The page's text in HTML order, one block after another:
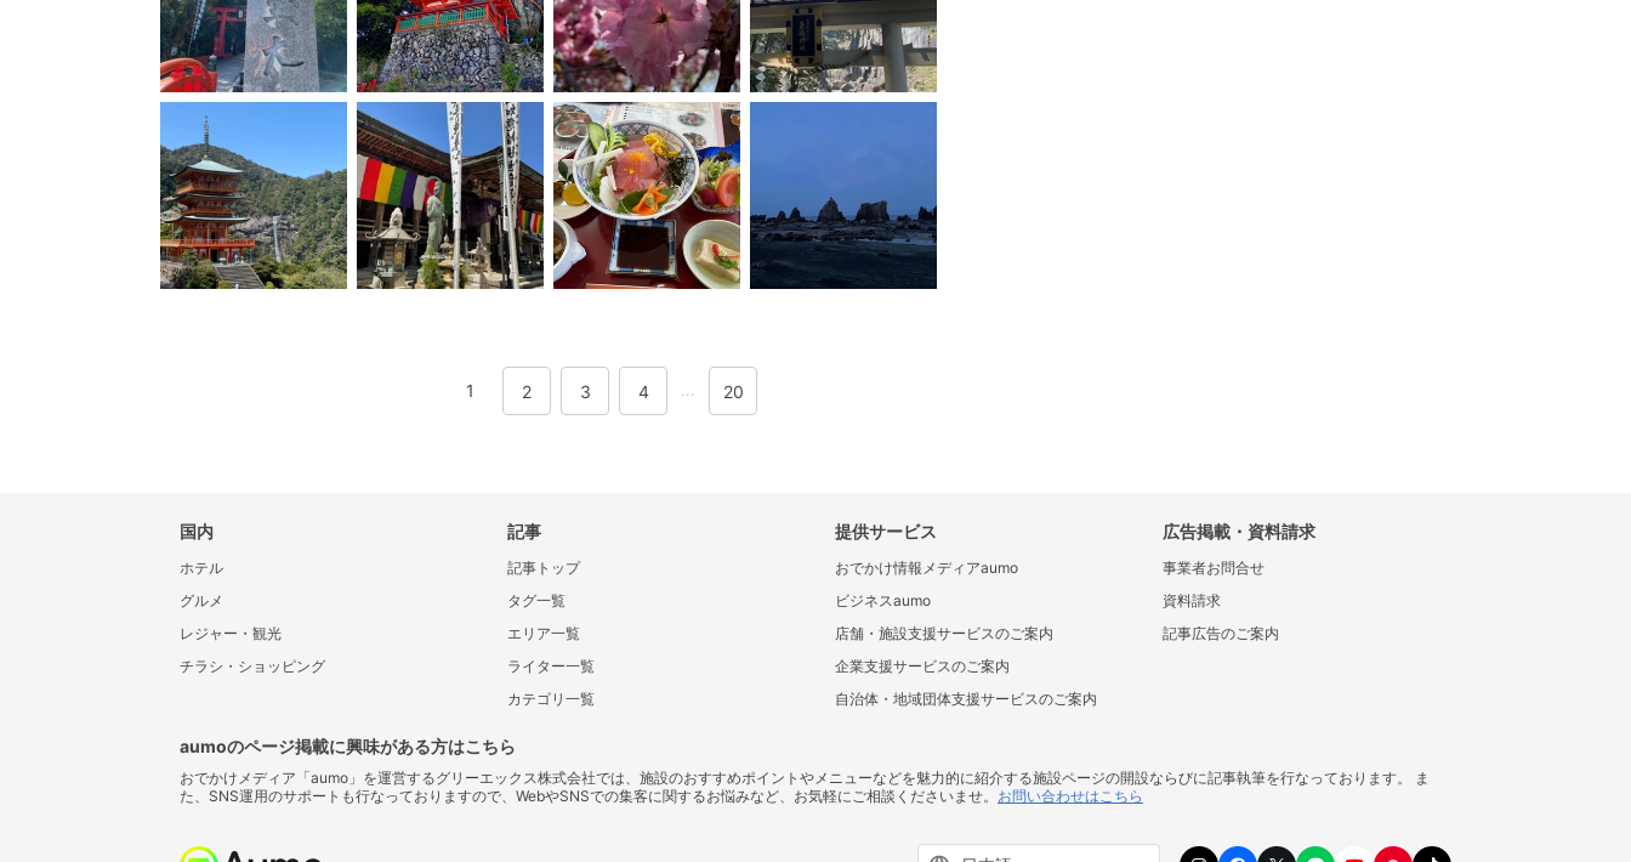
1 2 3 4 … 20
国内
ホテル
グルメ
レジャー・観光
チラシ・ショッピング
記事
記事トップ
タグ一覧
エリア一覧
ライター一覧
カテゴリ一覧
提供サービス
おでかけ情報メディアaumo
ビジネスaumo
店舗・施設支援サービスのご案内
企業支援サービスのご案内
自治体・地域団体支援サービスのご案内
広告掲載・資料請求
事業者お問合せ
資料請求
記事広告のご案内
aumoのページ掲載に興味がある方はこちら
おでかけメディア「aumo」を運営するグリーエックス株式会社では、施設のおすすめポイントやメニューなどを魅力的に紹介する施設ページの開設ならびに記事執筆を行なっております。 ま
た、SNS運用のサポートも行なっておりますので、WebやSNSでの集客に関するお悩みなど、お気軽にご相談くださいませ。 お問い合わせはこちら